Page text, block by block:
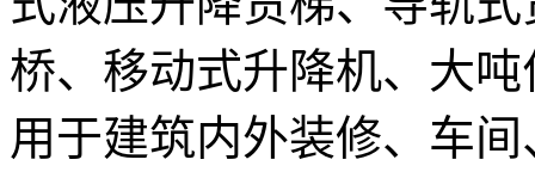
桥、移动式升降机、大
用于建筑内外装修、车